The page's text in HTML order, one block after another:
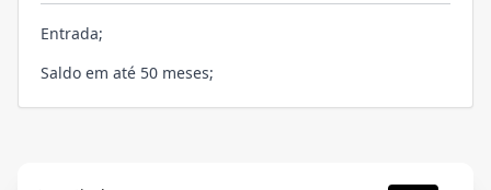
Entrada;
Saldo em até 50 meses;